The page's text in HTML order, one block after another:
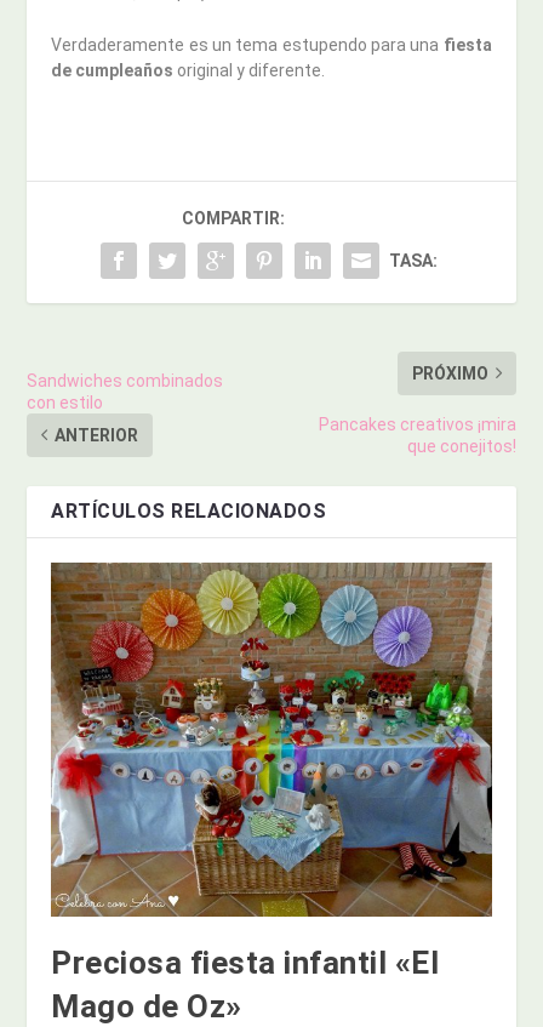
Verdaderamente es un tema estupendo para una fiesta
de cumpleaños original y diferente.
COMPARTIR:
TASA:
Sandwiches combinados
con estilo
ANTERIOR
PRÓXIMO
Pancakes creativos ¡mira
que conejitos!
ARTÍCULOS RELACIONADOS
Preciosa fiesta infantil «El
Mago de Oz»